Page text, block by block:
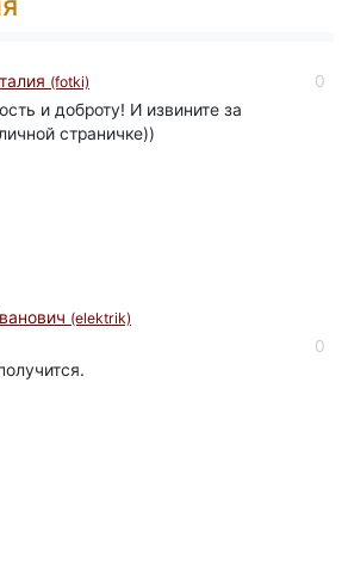
(fotki)
0
и доброту! И извините за
страничке))
(elektrik)
0